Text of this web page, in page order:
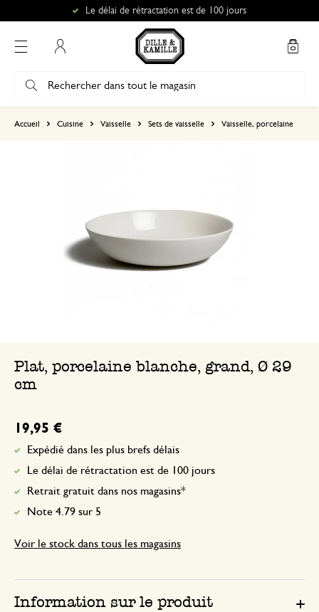
Le délai de rétractation est de 100 jours
Accueil Cuisine Vaisselle Sets de vaisselle Vaisselle, porcelaine
Plat, porcelaine blanche, grand, Ø 29
cm
19,95 €
Expédié dans les plus brefs délais
Le délai de rétractation est de 100 jours
Retrait gratuit dans nos magasins*
Note 4.79 sur 5
Voir le stock dans tous les magasins
Information sur le produit